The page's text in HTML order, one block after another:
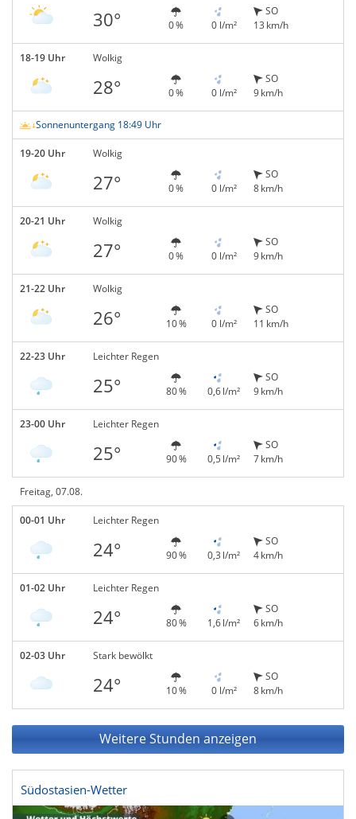
30° 0 % 0 l/m²
SO
13 km/h
18-19 Uhr Wolkig
28° 0 % 0 l/m²
SO
9 km/h
Sonnenuntergang 18:49 Uhr
19-20 Uhr Wolkig
27° 0 % 0 l/m²
SO
8 km/h
20-21 Uhr Wolkig
27° 0 % 0 l/m²
SO
9 km/h
21-22 Uhr Wolkig
26° 10 % 0 l/m²
SO
11 km/h
22-23 Uhr Leichter Regen
25° 80 % 0,6 l/m²
SO
9 km/h
23-00 Uhr Leichter Regen
25° 90 % 0,5 l/m²
SO
7 km/h
Freitag, 07.08.
00-01 Uhr Leichter Regen
24° 90 % 0,3 l/m²
SO
4 km/h
01-02 Uhr Leichter Regen
24° 80 % 1,6 l/m²
SO
6 km/h
02-03 Uhr Stark bewölkt
24° 10 % 0 l/m²
SO
8 km/h
Weitere Stunden anzeigen
Südostasien-Wetter